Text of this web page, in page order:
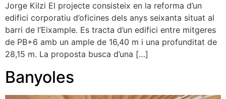
Jorge Kilzi El projecte consisteix en la reforma d’un
edifici corporatiu d’oficines dels anys seixanta situat al
barri de l’Eixample. Es tracta d’un edifici entre mitgeres
de PB+6 amb un ample de 16,40 m i una profunditat de
28,15 m. La proposta busca d’una […]
Banyoles